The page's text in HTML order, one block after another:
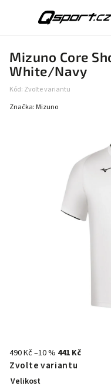
Mizuno Core
White/Navy
Kód: Zvolte variantu
Značka: Mizuno
490 Kč–10 % 441 Kč
Zvolte variantu
Velikost